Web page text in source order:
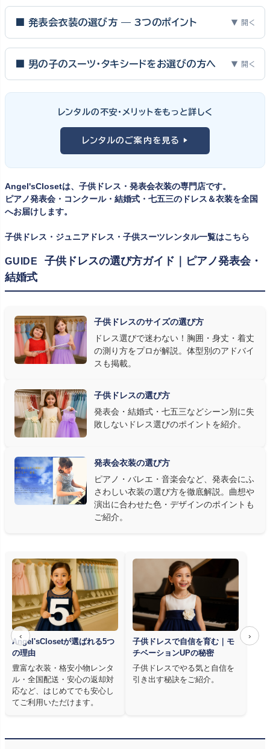
■ 発表会衣装の選び方 — 3つのポイント ▼ 開く
ピアノ発表会・バイオリン発表会・コンクールの舞台は、お子様にと
って特別な一日。元ピアノ教師としての経験から、衣装選びで大切
① サイズは"ジャストフィット"を選ぶ
舞台上で最も美しく見えるのは、お子様の体にきちんと合ったサ
イズのドレス・スーツです。「大きめを買って長く着せたい」という
何よりお子様を輝かせます。レンタルなら、その時のジャストサイ
ズを遠慮なく選べるのが最大のメリット。胸囲・身丈の正しい測り
② 舞台で映える色・楽器に合うデザインを選ぶ
発表会の舞台は照明が強く、客席からは意外と色味が飛んで見え
ます。ネイビー・ブラック・深みのあるジュエルカラーはホールの照
す。またピアノ演奏なら落ち着いたシックなトーン、バイオリンやソ
ロ演奏なら華やかで視線を集めるデザイン、合唱やアンサンブル
なら衣装同士が調和するクラシカルな色合い、と演目に合わせた
③ 演奏の動きを妨げない設計か確認する
発表会ドレス選びで見落とされがちなのが"動きやすさ"です。ピ
アノならペダル操作を妨げない丈感、バイオリンなら弓を動かす
右腕のゆとり、管楽器なら胸元の締め付けがないこと——演奏の
質は衣装で変わります。Angel's Closetのレンタル衣装は、元ピ
アノ教師の店長が発表会・コンクールでのご使用を前提に厳選し
た商品
を多数ご用意しています。
■ 男の子のスーツ・タキシードをお選びの方へ ▼ 開く
向け、スリーピーススーツやベストスタイルは合唱・アンサンブル向
けと、シーンで使い分けるのがおすすめです。詳しくは
ツ・タキシード一覧
レンタルの不安・メリットをもっと詳しく
レンタルのご案内を見る ▶
Angel'sClosetは、子供ドレス・発表会衣装の専門店です。
ピアノ発表会・コンクール・結婚式・七五三のドレス＆衣装を全国
へお届けします。
子供ドレス・ジュニアドレス・子供スーツレンタル一覧はこちら
GUIDE
子供ドレスの選び方ガイド｜ピアノ発表会・
結婚式
子供ドレスのサイズの選び方
ドレス選びで迷わない！胸囲・身丈・着丈
の測り方をプロが解説。体型別のアドバイ
スも掲載。
子供ドレスの選び方
発表会・結婚式・七五三などシーン別に失
敗しないドレス選びのポイントを紹介。
発表会衣装の選び方
ピアノ・バレエ・音楽会など、発表会にふ
さわしい衣装の選び方を徹底解説。曲想や
演出に合わせた色・デザインのポイントも
ご紹介。
‹ ›
Angel'sClosetが選ばれる5つ
の理由
豊富な衣装・格安小物レンタ
ル・全国配送・安心の返却対
応など、はじめてでも安心し
てご利用いただけます。
子供ドレスで自信を育む｜モ
チベーションUPの秘密
子供ドレスでやる気と自信を
引き出す秘訣をご紹介。